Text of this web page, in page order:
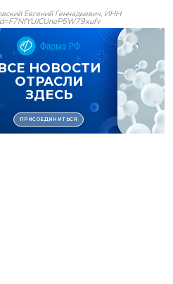
Евгений Геннадьевич, ИНН